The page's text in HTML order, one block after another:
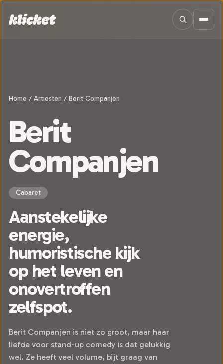
Home / Artiesten / Berit Companjen
Berit
Companjen
Cabaret
Aanstekelijke
energie,
humoristische kijk
op het leven en
onovertroffen
zelfspot.
Berit Companjen is niet zo groot, maar haar
liefde voor stand-up comedy is dat gelukkig
wel. Ze heeft veel volume, bijt graag van